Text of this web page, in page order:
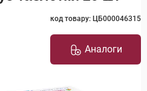
код товару: ЦБ000046315
Аналоги